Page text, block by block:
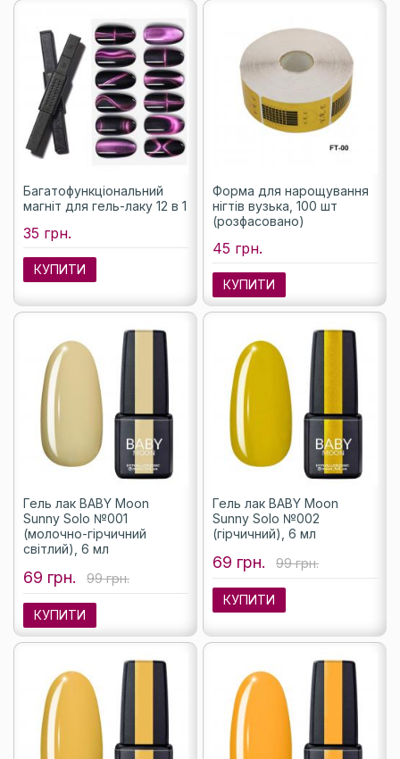
Багатофункціональний
магніт для гель-лаку 12 в 1
35 грн.
КУПИТИ
Форма для нарощування
нігтів вузька, 100 шт
(розфасовано)
45 грн.
КУПИТИ
Гель лак BABY Moon
Sunny Solo №001
(молочно-гірчичний
світлий), 6 мл
69 грн. 99 грн.
КУПИТИ
Гель лак BABY Moon
Sunny Solo №002
(гірчичний), 6 мл
69 грн. 99 грн.
КУПИТИ